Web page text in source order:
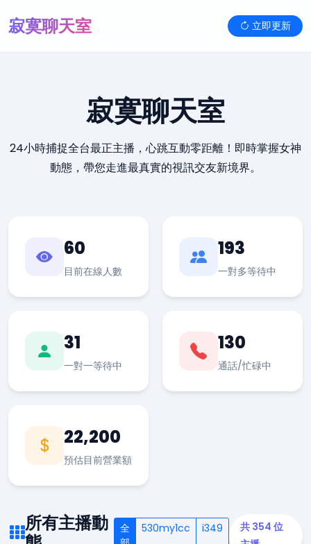
寂寞聊天室 立即更新
寂寞聊天室
24小時捕捉全台最正主播，心跳互動零距離！即時掌握女神
動態，帶您走進最真實的視訊交友新境界。
60
目前在線人數
193
一對多等待中
31
一對一等待中
130
通話/忙碌中
22,200
預估目前營業額
所有主播動
全
530my1cc i349
共 354 位